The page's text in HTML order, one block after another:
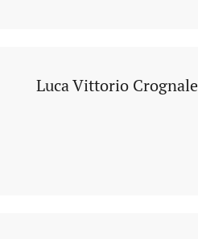
Luca Vittorio Crognale